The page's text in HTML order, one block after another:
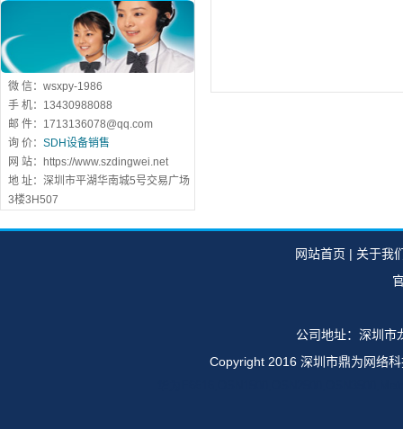
微 信：wsxpy-1986
手 机：13430988088
邮 件：1713136078@qq.com
询 价： SDH设备销售
网 站：https://www.szdingwei.net
地 址：深圳市平湖华南城5号交易广场
3楼3H507
网站首页 | 关于我
公司地址：深圳市
Copyright 2016 深圳市鼎为网络